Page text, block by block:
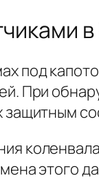
под
При
защитным
этого